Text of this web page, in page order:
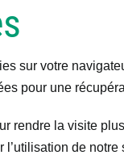
sur votre
pour une
rendre la visite
de